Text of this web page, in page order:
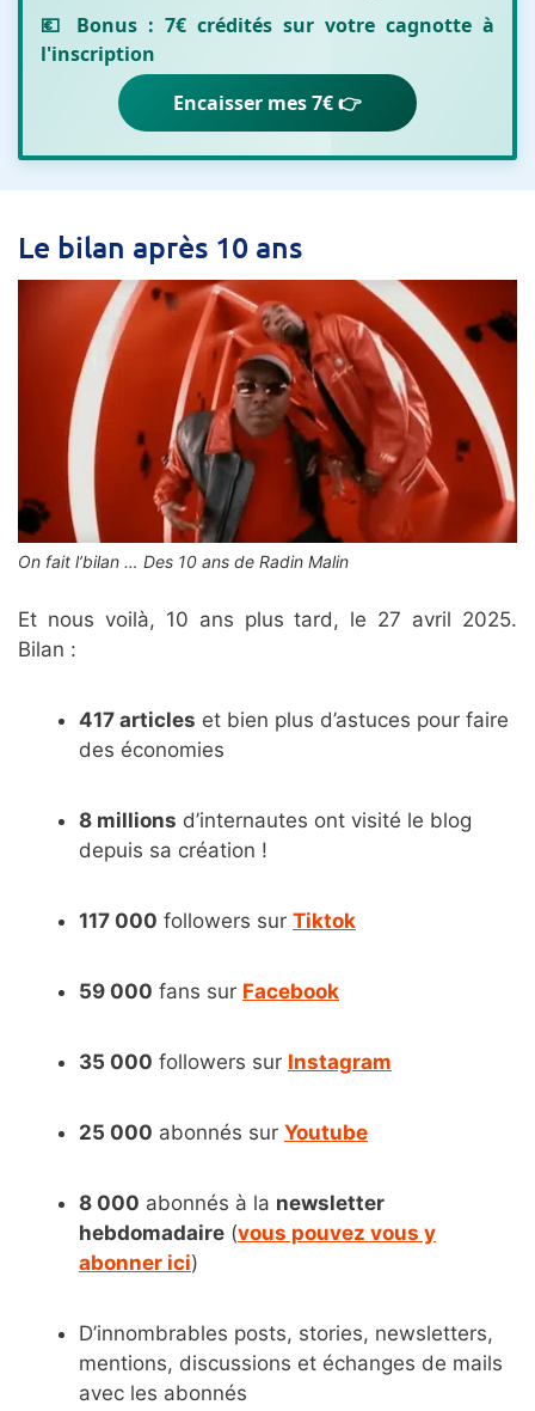
💶 Bonus : 7€ crédités sur votre cagnotte à
l'inscription
Encaisser mes 7€ 👉
Le bilan après 10 ans
On fait l’bilan … Des 10 ans de Radin Malin
Et nous voilà, 10 ans plus tard, le 27 avril 2025.
Bilan :
417 articles et bien plus d’astuces pour faire
des économies
8 millions d’internautes ont visité le blog
depuis sa création !
117 000 followers sur Tiktok
59 000 fans sur Facebook
35 000 followers sur Instagram
25 000 abonnés sur Youtube
8 000 abonnés à la newsletter
hebdomadaire (vous pouvez vous y
abonner ici)
D’innombrables posts, stories, newsletters,
mentions, discussions et échanges de mails
avec les abonnés